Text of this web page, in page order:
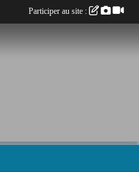
Participer au site :